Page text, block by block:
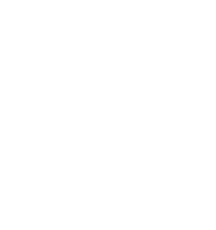
Çıban Edersin